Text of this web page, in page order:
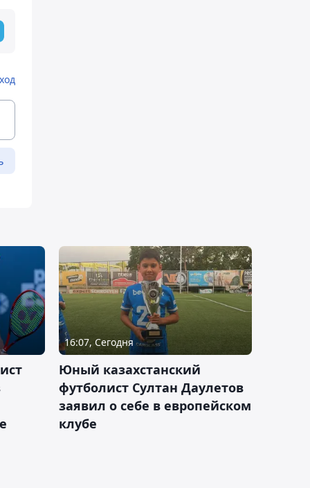
16:07, Сегодня
Юный казахстанский
футболист Султан Даулетов
заявил о себе в европейском
клубе